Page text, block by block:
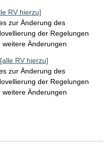
RV hierzu]
zur Änderung des
der Regelungen
Änderungen
[alle RV hierzu]
zur Änderung des
der Regelungen
Änderungen